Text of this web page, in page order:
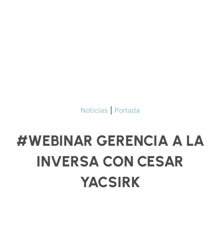
Noticias Portada
#WEBINAR GERENCIA A LA
INVERSA CON CESAR
YACSIRK